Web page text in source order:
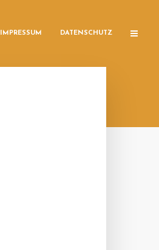
IMPRESSUM DATENSCHUTZ